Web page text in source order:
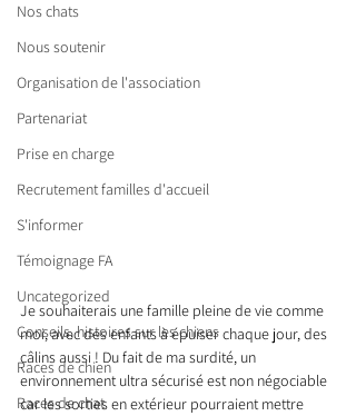
Nos chats
Nous soutenir
Organisation de l'association
Partenariat
Prise en charge
Recrutement familles d'accueil
S'informer
Témoignage FA
Uncategorized
Conseils, histoires sur les chiens
Races de chien
Races de chat
Je souhaiterais une famille pleine de vie comme
moi, avec des enfants à épuiser chaque jour, des
câlins aussi ! Du fait de ma surdité, un
environnement ultra sécurisé est non négociable
car les sorties en extérieur pourraient mettre